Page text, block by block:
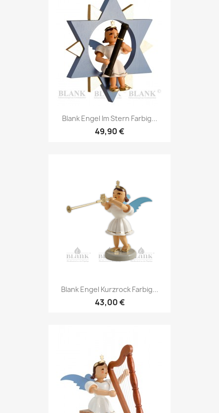
Blank Engel Im Stern Farbig...
49,90 €
Blank Engel Kurzrock Farbig...
43,00 €